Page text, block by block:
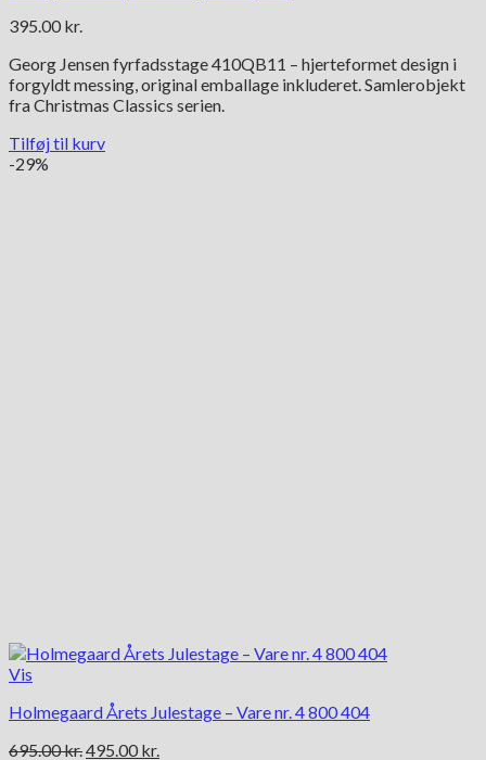
395.00 kr.
Georg Jensen fyrfadsstage 410QB11 – hjerteformet design i
forgyldt messing, original emballage inkluderet. Samlerobjekt
fra Christmas Classics serien.
Tilføj til kurv
-29%
Vis
Holmegaard Årets Julestage – Vare nr. 4 800 404
695.00kr.Den
495.00 kr.